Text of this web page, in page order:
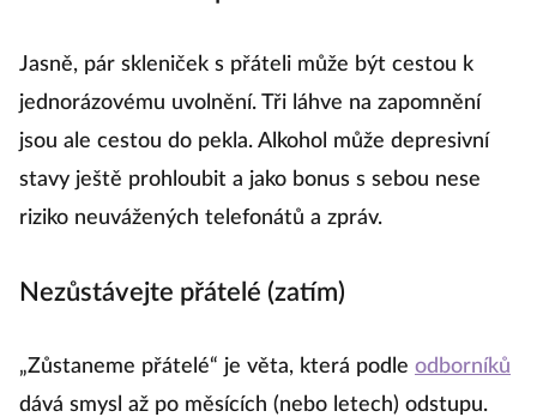
Jasně, pár skleniček s přáteli může být cestou k
jednorázovému uvolnění. Tři láhve na zapomnění
jsou ale cestou do pekla. Alkohol může depresivní
stavy ještě prohloubit a jako bonus s sebou nese
riziko neuvážených telefonátů a zpráv.
Nezůstávejte přátelé (zatím)
„Zůstaneme přátelé“ je věta, která podle odborníků
dává smysl až po měsících (nebo letech) odstupu.